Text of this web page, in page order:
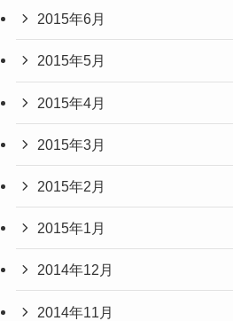
2015年6月
2015年5月
2015年4月
2015年3月
2015年2月
2015年1月
2014年12月
2014年11月